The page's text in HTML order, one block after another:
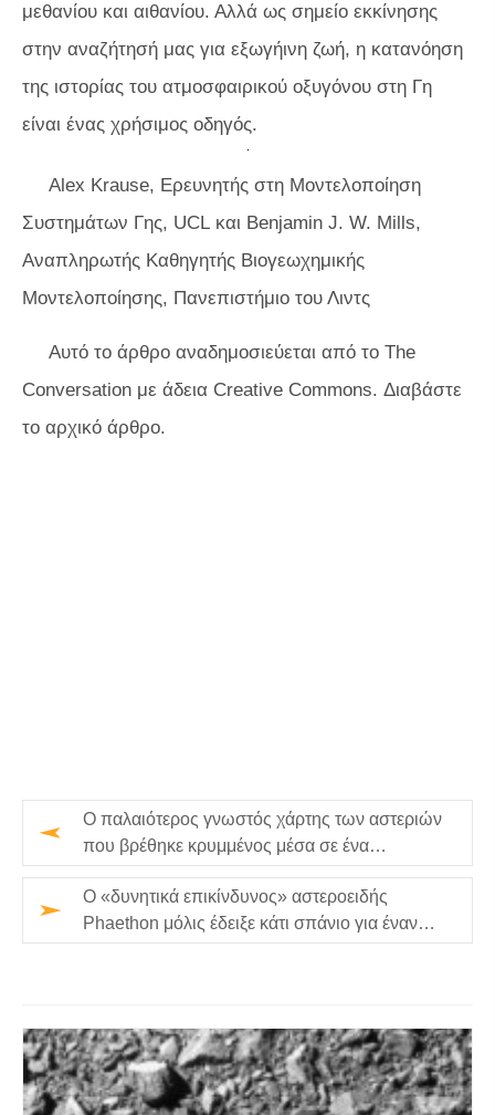
μεθανίου και αιθανίου. Αλλά ως σημείο εκκίνησης
στην αναζήτησή μας για εξωγήινη ζωή, η κατανόηση
της ιστορίας του ατμοσφαιρικού οξυγόνου στη Γη
είναι ένας χρήσιμος οδηγός.
Alex Krause, Ερευνητής στη Μοντελοποίηση
Συστημάτων Γης, UCL και Benjamin J. W. Mills,
Αναπληρωτής Καθηγητής Βιογεωχημικής
Μοντελοποίησης, Πανεπιστήμιο του Λιντς
Αυτό το άρθρο αναδημοσιεύεται από το The
Conversation με άδεια Creative Commons. Διαβάστε
το αρχικό άρθρο.
Ο παλαιότερος γνωστός χάρτης των αστεριών
που βρέθηκε κρυμμένος μέσα σε ένα
μεσαιωνικό χειρόγραφο
Ο «δυνητικά επικίνδυνος» αστεροειδής
Phaethon μόλις έδειξε κάτι σπάνιο για έναν
διαστημικό βράχο